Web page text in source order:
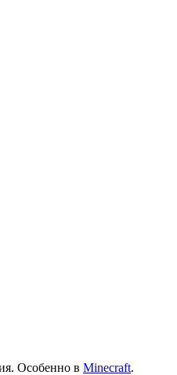
Особенно в Minecraft.